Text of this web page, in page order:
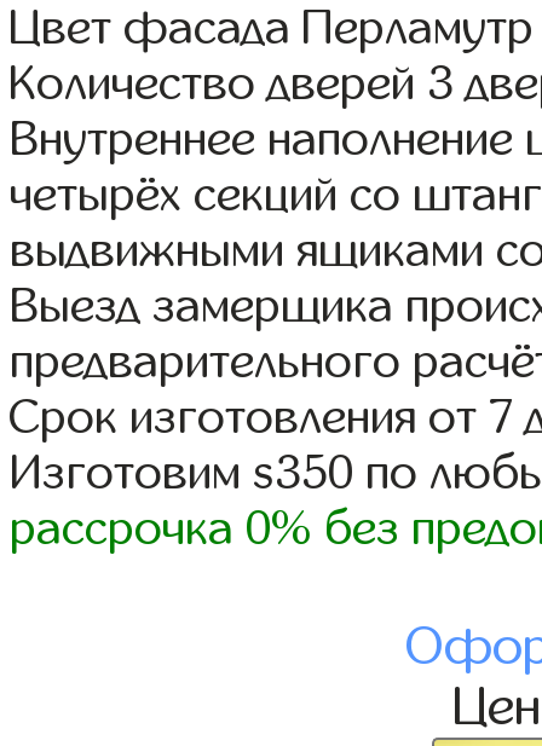
Цвет фасада Перламутр
Количество дверей 3
Внутреннее
четырёх секций со
выдвижными ящиками
Выезд замерщика
предварительного
Срок изготовления от 7
Изготовим s350 по
рассрочка 0% без